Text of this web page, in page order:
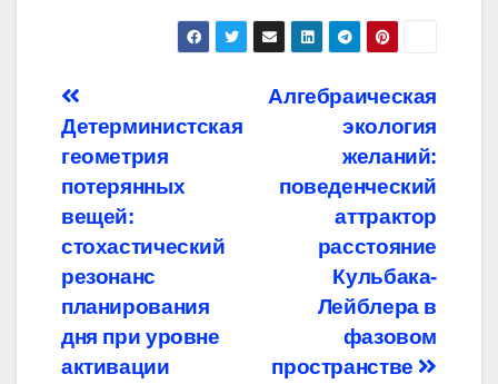
Навигация
по
записям
Алгебраическая
экология
желаний:
поведенческий
аттрактор
расстояние
Кульбака-
Лейблера в
фазовом
пространстве
Детерминистская
геометрия
потерянных
вещей:
стохастический
резонанс
планирования
дня при уровне
активации